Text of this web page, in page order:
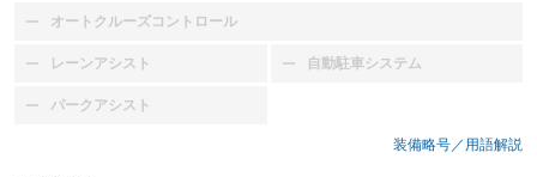
オートクルーズコントロール
：装備なし
レーンアシスト
：装備なし 自動駐車システム
：装備なし
パークアシスト
：装備なし
装備略号／用語解説